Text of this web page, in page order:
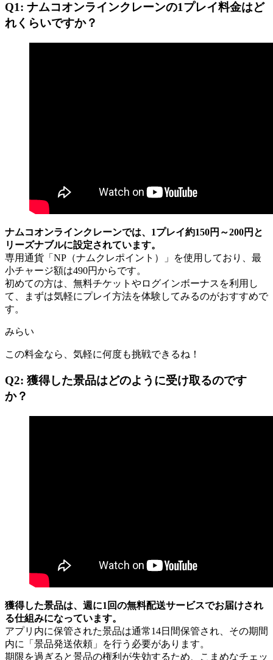
Q1: ナムコオンラインクレーンの1プレイ料金はど
れくらいですか？
ナムコオンラインクレーンでは、1プレイ約150円～200円と
リーズナブルに設定されています。
専用通貨「NP（ナムクレポイント）」を使用しており、最
小チャージ額は490円からです。
初めての方は、無料チケットやログインボーナスを利用し
て、まずは気軽にプレイ方法を体験してみるのがおすすめで
す。
みらい
この料金なら、気軽に何度も挑戦できるね！
Q2: 獲得した景品はどのように受け取るのです
か？
獲得した景品は、週に1回の無料配送サービスでお届けされ
る仕組みになっています。
アプリ内に保管された景品は通常14日間保管され、その期間
内に「景品発送依頼」を行う必要があります。
期限を過ぎると景品の権利が失効するため、こまめなチェッ